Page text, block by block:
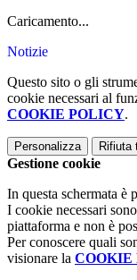
Caricamento...
Notizie
Questo sito o gli
cookie necessari al
COOKIE POLICY.
Personalizza Rifiuta
Gestione cookie
In questa schermata è
I cookie necessari
piattaforma e non è
Per conoscere quali
visionare la COOKIE